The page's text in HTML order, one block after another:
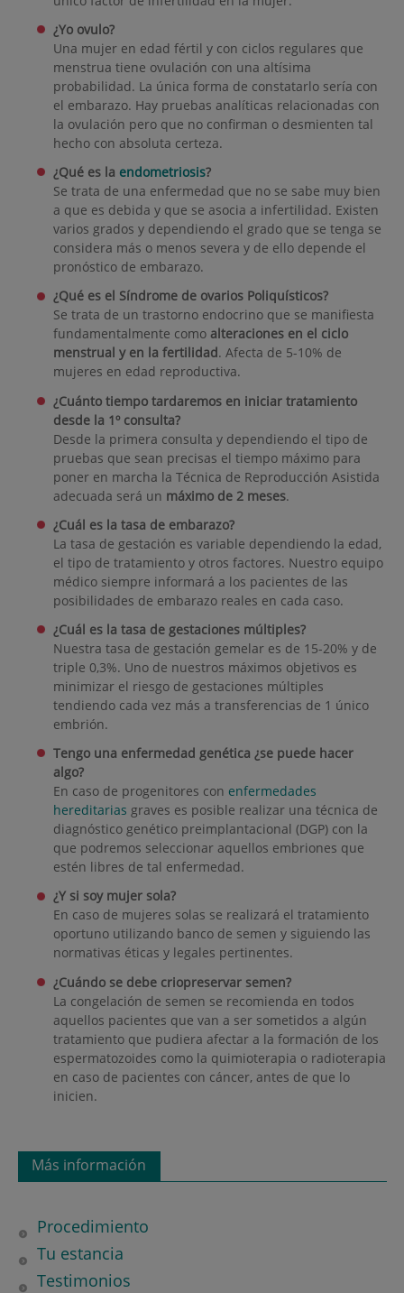
¿Yo ovulo?
Una mujer en edad fértil y con ciclos regulares que
menstrua tiene ovulación con una altísima
probabilidad. La única forma de constatarlo sería con
el embarazo. Hay pruebas analíticas relacionadas con
la ovulación pero que no confirman o desmienten tal
hecho con absoluta certeza.
¿Qué es la endometriosis?
Se trata de una enfermedad que no se sabe muy bien
a que es debida y que se asocia a infertilidad. Existen
varios grados y dependiendo el grado que se tenga se
considera más o menos severa y de ello depende el
pronóstico de embarazo.
¿Qué es el Síndrome de ovarios Poliquísticos?
Se trata de un trastorno endocrino que se manifiesta
fundamentalmente como alteraciones en el ciclo
menstrual y en la fertilidad. Afecta de 5-10% de
mujeres en edad reproductiva.
¿Cuánto tiempo tardaremos en iniciar tratamiento
desde la 1º consulta?
Desde la primera consulta y dependiendo el tipo de
pruebas que sean precisas el tiempo máximo para
poner en marcha la Técnica de Reproducción Asistida
adecuada será un máximo de 2 meses.
¿Cuál es la tasa de embarazo?
La tasa de gestación es variable dependiendo la edad,
el tipo de tratamiento y otros factores. Nuestro equipo
médico siempre informará a los pacientes de las
posibilidades de embarazo reales en cada caso.
¿Cuál es la tasa de gestaciones múltiples?
Nuestra tasa de gestación gemelar es de 15-20% y de
triple 0,3%. Uno de nuestros máximos objetivos es
minimizar el riesgo de gestaciones múltiples
tendiendo cada vez más a transferencias de 1 único
embrión.
Tengo una enfermedad genética ¿se puede hacer
algo?
En caso de progenitores con enfermedades
hereditarias graves es posible realizar una técnica de
diagnóstico genético preimplantacional (DGP) con la
que podremos seleccionar aquellos embriones que
estén libres de tal enfermedad.
¿Y si soy mujer sola?
En caso de mujeres solas se realizará el tratamiento
oportuno utilizando banco de semen y siguiendo las
normativas éticas y legales pertinentes.
¿Cuándo se debe criopreservar semen?
La congelación de semen se recomienda en todos
aquellos pacientes que van a ser sometidos a algún
tratamiento que pudiera afectar a la formación de los
espermatozoides como la quimioterapia o radioterapia
en caso de pacientes con cáncer, antes de que lo
inicien.
Más información
Procedimiento
Tu estancia
Testimonios